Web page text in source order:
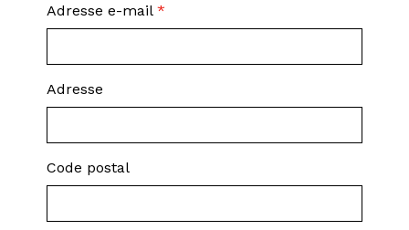
Adresse e-mail*
Adresse
Code postal